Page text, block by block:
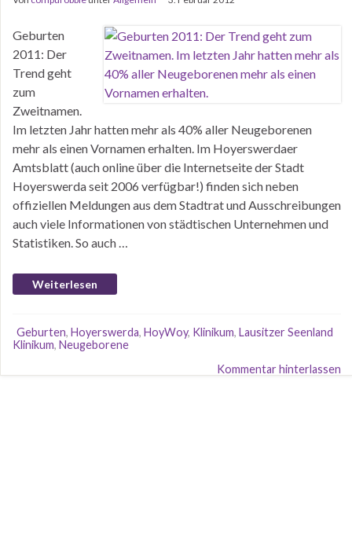
Geburten
2011: Der
Trend geht
zum
Zweitnamen.
Im letzten Jahr hatten mehr als 40% aller Neugeborenen
mehr als einen Vornamen erhalten. Im Hoyerswerdaer
Amtsblatt (auch online über die Internetseite der Stadt
Hoyerswerda seit 2006 verfügbar!) finden sich neben
offiziellen Meldungen aus dem Stadtrat und Ausschreibungen
auch viele Informationen von städtischen Unternehmen und
Statistiken. So auch …
Weiterlesen
Geburten, Hoyerswerda, HoyWoy, Klinikum, Lausitzer Seenland
Klinikum, Neugeborene
Kommentar hinterlassen